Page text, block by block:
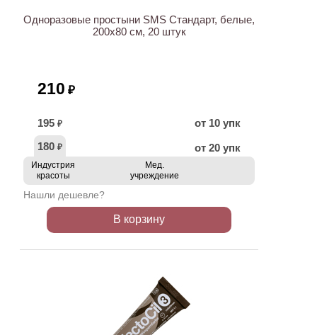
Одноразовые простыни SMS Стандарт, белые,
200х80 см, 20 штук
210 ₽
195 ₽
от 10 упк
180 ₽ от 20 упк
Индустрия
красоты
Мед.
учреждение
Нашли дешевле?
В корзину